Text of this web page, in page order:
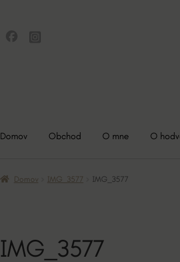
Domov Obchod O mne O
Domov IMG_3577 IMG_3577
IMG_3577